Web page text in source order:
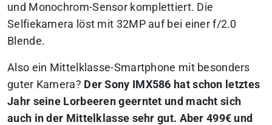
und Monochrom-Sensor komplettiert. Die
Selfiekamera löst mit 32MP auf bei einer f/2.0
Blende.
Also ein Mittelklasse-Smartphone mit besonders
guter Kamera? Der Sony IMX586 hat schon letztes
Jahr seine Lorbeeren geerntet und macht sich
auch in der Mittelklasse sehr gut. Aber 499€ und